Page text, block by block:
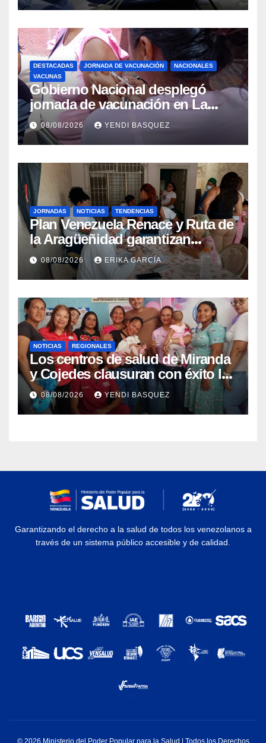
DESTACADAS JORNADA DE VACUNACIÓN
NACIONALES
VACUNAS
Gobierno Nacional desplegó
jornada de vacunación en La
Guaira para garantizar protección
epidemiológica
08/08/2026 YENDI BASQUEZ
JORNADAS NOTICIAS TENDENCIAS
Plan Venezuela Renace y Ruta de
la Aragüeñidad garantizan
atención médica integral en
Aragua
08/08/2026 ERIKA GARCÍA
NOTICIAS REGIONALES
Los centros de salud de Miranda
y Cojedes clausuran con éxito la
Semana Mundial de la Lactancia
Materna
08/08/2026 YENDI BASQUEZ
Garantizando el derecho a la salud de todos los venezolanos a
través de un sistema público accesible y de calidad.
© 2026 Ministerio del Poder Popular para la Salud | Todos los Derechos